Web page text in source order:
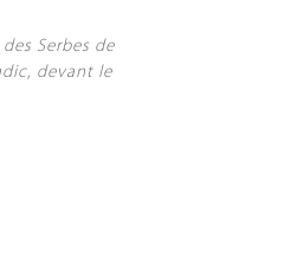
Serbes de
devant le